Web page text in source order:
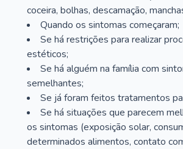
coceira, bolhas, descamação,
Quando os sintomas começaram;
Se há restrições para realizar
estéticos;
Se há alguém na família com
semelhantes;
Se já foram feitos tratamentos
Se há situações que parecem
os sintomas (exposição solar,
determinados alimentos, contato